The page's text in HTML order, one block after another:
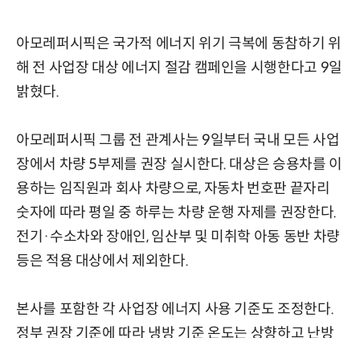
아모레퍼시픽은 국가적 에너지 위기 극복에 동참하기 위
해 전 사업장 대상 에너지 절감 캠페인을 시행한다고 9일
밝혔다.
아모레퍼시픽 그룹 전 관계사는 9일부터 국내 모든 사업
장에서 차량 5부제를 권장 실시한다. 대상은 승용차를 이
용하는 임직원과 회사 차량으로, 자동차 번호판 끝자리
숫자에 따라 평일 중 하루는 차량 운행 자제를 권장한다.
전기·수소차와 장애인, 임산부 및 미취학 아동 동반 차량
등은 적용 대상에서 제외한다.
본사를 포함한 각 사업장 에너지 사용 기준도 조정한다.
정부 권장 기준에 따라 냉방 기준 온도는 상향하고 난방